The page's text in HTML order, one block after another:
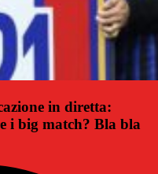
in diretta:
i big match? Bla bla